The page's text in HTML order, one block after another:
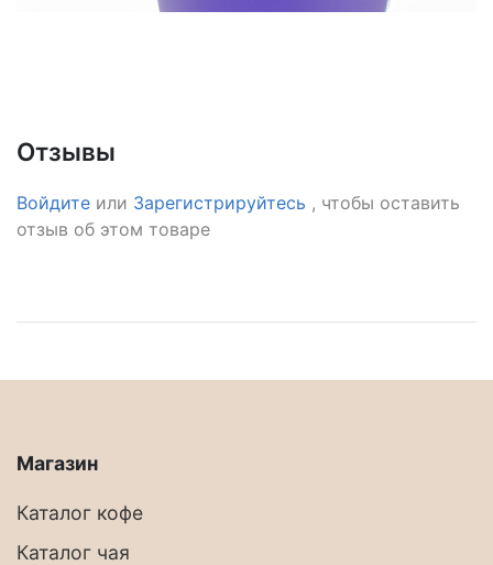
Отзывы
Войдите или Зарегистрируйтесь , чтобы оставить
отзыв об этом товаре
Магазин
Каталог кофе
Каталог чая